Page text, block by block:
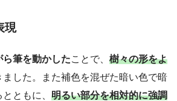
現
筆を動かしたことで、 樹々の形をよ
ました。また補色を混ぜた暗い色で暗
ともに、 明るい部分を相対的に強調